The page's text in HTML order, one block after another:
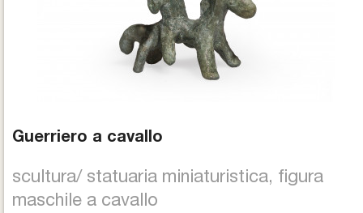
Guerriero a cavallo
scultura/ statuaria miniaturistica, figura
maschile a cavallo